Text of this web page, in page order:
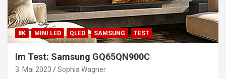
8K MINI LED QLED SAMSUNG TEST
Im Test: Samsung GQ65QN900C
3. Mai 2023 Sophia Wagner